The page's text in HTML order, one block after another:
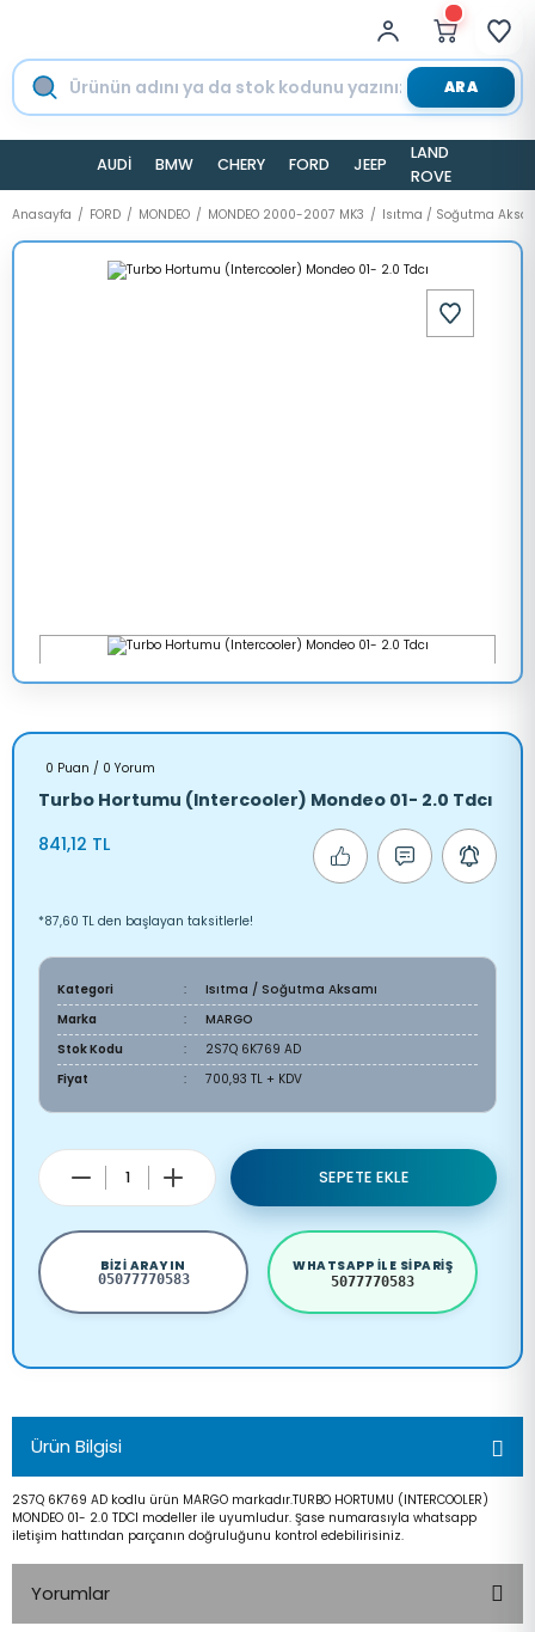
ARA
AUDİ BMW CHERY FORD JEEP
LAND
ROVER
Anasayfa FORD MONDEO MONDEO 2000-2007 MK3 Isıtma / Soğutma
0 Puan / 0 Yorum
Turbo Hortumu (Intercooler) Mondeo 01- 2.0 Tdcı
841,12 TL
*87,60 TL den başlayan taksitlerle!
Kategori
Isıtma / Soğutma Aksamı
Marka
MARGO
Stok Kodu
2S7Q 6K769 AD
Fiyat
700,93 TL + KDV
SEPETE EKLE
BIZI ARAYIN
05077770583
WHATSAPP ILE SIPARIŞ
5077770583
Ürün Bilgisi
2S7Q 6K769 AD kodlu ürün MARGO markadır.TURBO HORTUMU (INTERCOOLER)
MONDEO 01- 2.0 TDCI modeller ile uyumludur. Şase numarasıyla whatsapp
iletişim hattından parçanın doğruluğunu kontrol edebilirisiniz.
Yorumlar